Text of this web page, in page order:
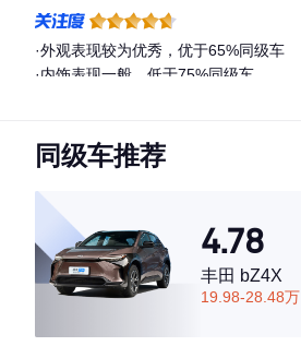
·外观表现较为优秀，优于65%同级车
·内饰表现一般，低于75%同级车
同级车推荐
4.78
丰田 bZ4X
19.98-28.48万